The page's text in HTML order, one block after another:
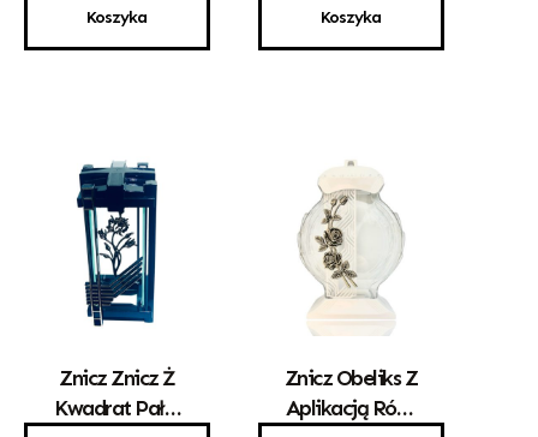
Koszyka
Koszyka
Znicz Znicz Ż
Kwadrat Pałki
Znicz Obeliks Z
Aplikacją Róży